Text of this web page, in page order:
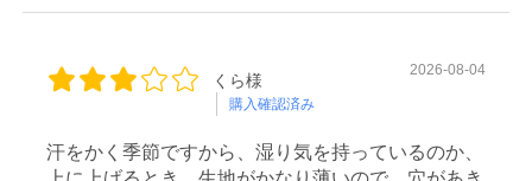
くら様
購入確認済み
2026-08-04
汗をかく季節ですから、湿り気を持っているのか、